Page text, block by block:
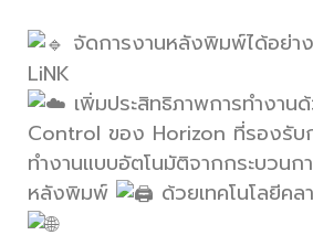
จัดการงานหลังพิมพ์ได้อย่า
LiNK
เพิ่มประสิทธิภาพการทำงาน
Control ของ Horizon ที่รองรับ
ทำงานแบบอัตโนมัติจากกระบวน
หลังพิมพ์
ด้วยเทคโนโลยีค